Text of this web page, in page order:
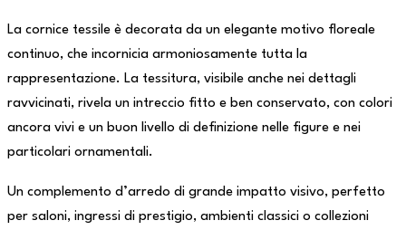
La cornice tessile è decorata da un elegante motivo floreale
continuo, che incornicia armoniosamente tutta la
rappresentazione. La tessitura, visibile anche nei dettagli
ravvicinati, rivela un intreccio fitto e ben conservato, con colori
ancora vivi e un buon livello di definizione nelle figure e nei
particolari ornamentali.
Un complemento d’arredo di grande impatto visivo, perfetto
per saloni, ingressi di prestigio, ambienti classici o collezioni